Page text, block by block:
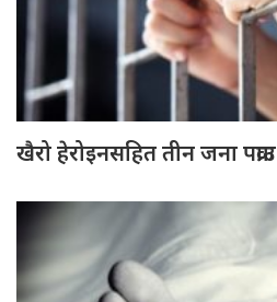
खैरो हेरोइनसहित तीन जना पक्राउ